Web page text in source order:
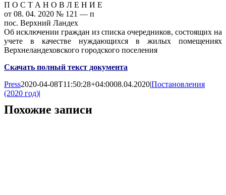
П О С Т А Н О В Л Е Н И Е
от 08. 04. 2020 № 121 — п
пос. Верхний Ландех
Об исключении граждан из списка очередников, состоящих на
учете в качестве нуждающихся в жилых помещениях
Верхнеландеховского городского поселения
Скачать полный текст документа
Press2020-04-08T11:50:28+04:0008.04.2020|Постановления
(2020 год)|
Похожие записи